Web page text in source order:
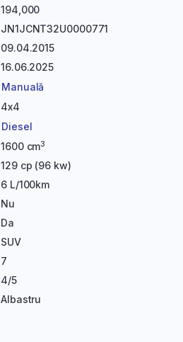
194,000
JN1JCNT32U0000771
09.04.2015
16.06.2025
Manuală
4x4
Diesel
1600 cm3
129 cp (96 kw)
6 L/100km
Nu
Da
SUV
7
4/5
Albastru